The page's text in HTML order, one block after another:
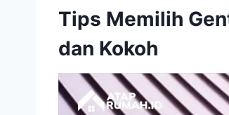
Tips Memilih
dan Kokoh